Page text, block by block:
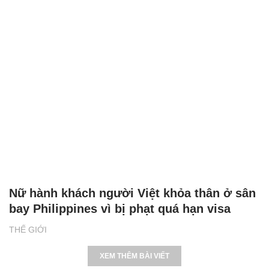
THẾ GIỚI
Nữ hành khách người Việt khỏa thân ở sân
bay Philippines vì bị phạt quá hạn visa
XEM THÊM BÀI VIẾT